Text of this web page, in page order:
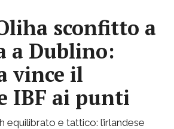
sconfitto a
a Dublino:
vince il
IBF ai punti
equilibrato e tattico: l’irlandese